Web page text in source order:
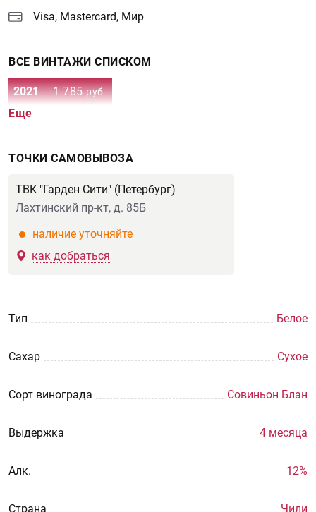
Visa, Mastercard, Мир
ВСЕ ВИНТАЖИ СПИСКОМ
2021 1 785руб
Еще
ТОЧКИ САМОВЫВОЗА
ТВК "Гарден Сити" (Петербург)
Лахтинский пр-кт, д. 85Б
наличие уточняйте
как добраться
Тип Белое
Сахар Сухое
Сорт винограда Совиньон Блан
Выдержка 4 месяца
Aлк. 12%
Страна Чили